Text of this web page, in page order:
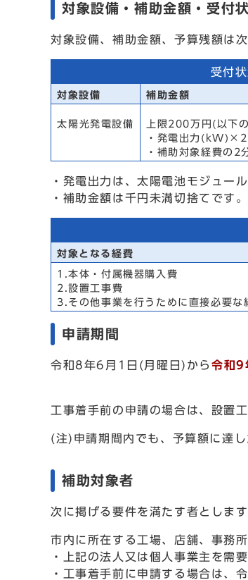
対象設備・補助金額・受付
対象設備、補助金額、予算残額は
受付
対象設備 補助金額
太陽光発電設備
上限200万円(以下
・発電出力
・補助対象経費の2
・発電出力は、太陽電池モジュー
・補助金額は千円未満切捨てです。
対象となる経費
1.本体・付属機器購入費
2.設置工事費
3.その他事業を行うために直接必要な
申請期間
令和8年6月1日(月曜日)から 令和9
工事着手前の申請の場合は、設置
(注)申請期間内でも、予算額に達
補助対象者
次に掲げる要件を満たす者とします
市内に所在する工場、店舗、事務
・上記の法人又は個人事業主を需
・工事着手前に申請する場合は、